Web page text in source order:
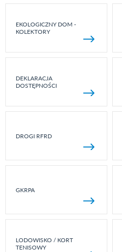
EKOLOGICZNY DOM -
KOLEKTORY
DEKLARACJA
DOSTĘPNOŚCI
DROGI RFRD
GKRPA
LODOWISKO / KORT
TENISOWY